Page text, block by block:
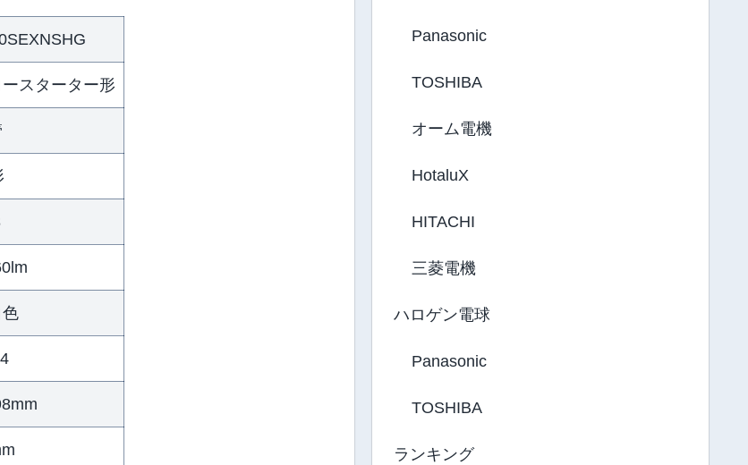
ースターター形
Panasonic
TOSHIBA
オーム電機
HotaluX
HITACHI
三菱電機
ハロゲン電球
Panasonic
TOSHIBA
ランキング